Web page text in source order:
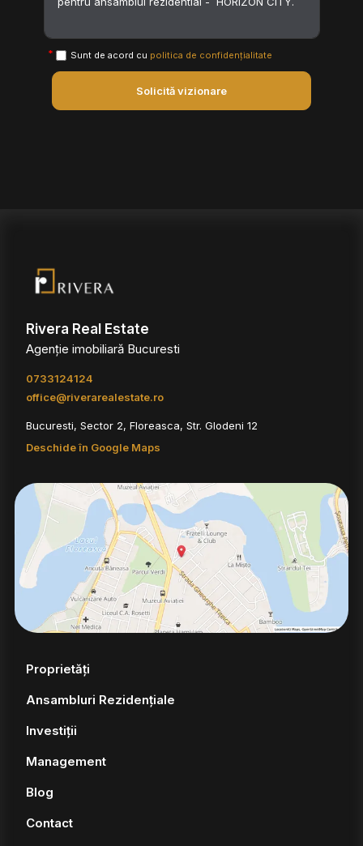
Sunt de acord cu politica de confidențialitate
Solicită vizionare
Rivera Real Estate
Agenție imobiliară Bucuresti
0733124124
office@riverarealestate.ro
Bucuresti, Sector 2, Floreasca, Str. Glodeni 12
Deschide în Google Maps
Proprietăți
Ansambluri Rezidențiale
Investiții
Management
Blog
Contact